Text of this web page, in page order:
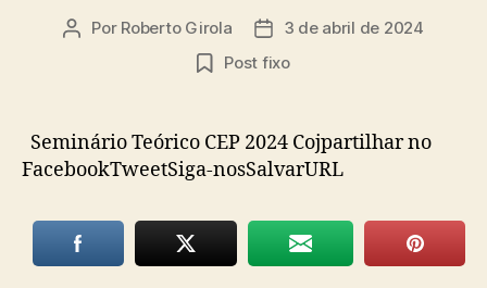
Autor
Por Roberto Girola
Data
de
3 de abril de 2024
Post fixo
Seminário Teórico CEP 2024 Cojpartilhar no
FacebookTweetSiga-nosSalvarURL